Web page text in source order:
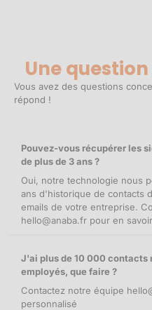
Une question
Vous avez des questions
répond !
Pouvez-vous récupérer les
de plus de 3 ans ?
Oui, notre technologie nous
ans d'historique de contacts
emails de votre entreprise.
hello@anaba.fr pour en
J'ai plus de 10 000 contacts
employés, que faire ?
Contactez notre équipe
personnalisé